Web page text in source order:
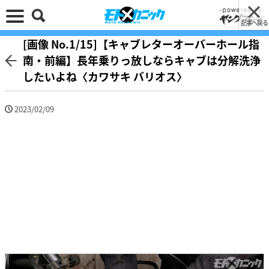
記事へ戻る
[画像 No.1/15]【キャブレターオーバーホール指
南・前編】長年乗りっ放しならキャブは分解洗浄
したいよね〈カワサキ バリオス〉
2023/02/09